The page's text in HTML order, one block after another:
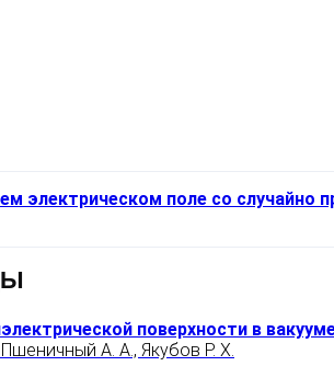
электрическом поле со случайно
поверхности в
А. А., Якубов Р. Х.